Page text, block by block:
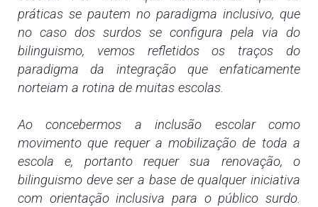
práticas se pautem no paradigma inclusivo, que
no caso dos surdos se configura pela via do
bilinguismo, vemos refletidos os traços do
paradigma da integração que enfaticamente
norteiam a rotina de muitas escolas.
Ao concebermos a inclusão escolar como
movimento que requer a mobilização de toda a
escola e, portanto requer sua renovação, o
bilinguismo deve ser a base de qualquer iniciativa
com orientação inclusiva para o público surdo.